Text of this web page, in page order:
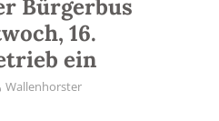
Bürgerbus
16.
ein
Wallenhorster